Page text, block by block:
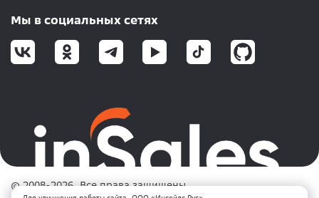
Мы в социальных сетях
© 2008-2026. Все права защищены.